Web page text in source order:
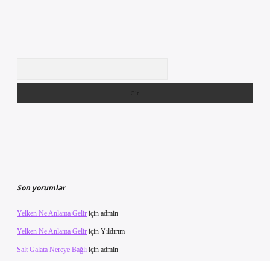
Son yorumlar
Yelken Ne Anlama Gelir için admin
Yelken Ne Anlama Gelir için Yıldırım
Salt Galata Nereye Bağlı için admin